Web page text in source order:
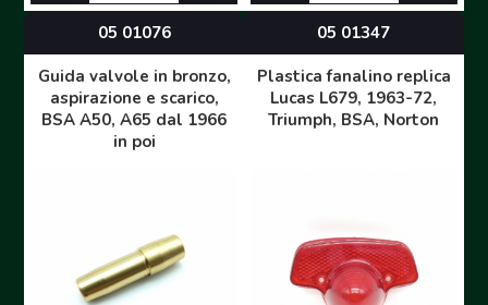
05 01076
Guida valvole in bronzo,
aspirazione e scarico,
BSA A50, A65 dal 1966
in poi
05 01347
Plastica fanalino replica
Lucas L679, 1963-72,
Triumph, BSA, Norton